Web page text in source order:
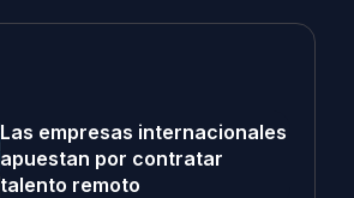
Las empresas internacionales
apuestan por contratar
talento remoto